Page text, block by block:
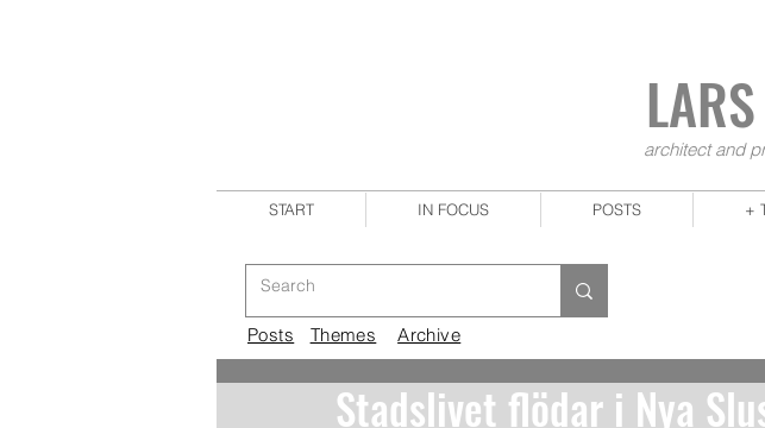
architect and
START IN FOCUS POSTS +
Posts Themes Archive
Stadslivet flödar i Nya